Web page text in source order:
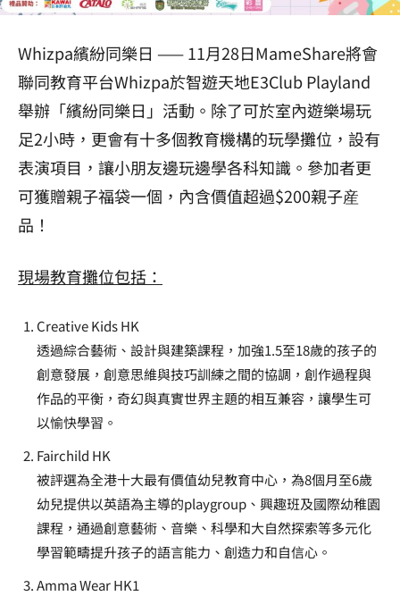
Whizpa繽紛同樂日 —— 11月28日MameShare將會
聯同教育平台Whizpa於智遊天地E3Club Playland
舉辦「繽紛同樂日」活動。除了可於室內遊樂場玩
足2小時，更會有十多個教育機構的玩學攤位，設有
表演項目，讓小朋友邊玩邊學各科知識。參加者更
可獲贈親子福袋一個，內含價值超過$200親子産
品！
現場教育攤位包括：
Creative Kids HK
透過綜合藝術、設計與建築課程，加強1.5至18歲的孩子的
創意發展，創意思維與技巧訓練之間的協調，創作過程與
作品的平衡，奇幻與真實世界主題的相互兼容，讓學生可
以愉快學習。
Fairchild HK
被評選為全港十大最有價值幼兒教育中心，為8個月至6歲
幼兒提供以英語為主導的playgroup、興趣班及國際幼稚園
課程，通過創意藝術、音樂、科學和大自然探索等多元化
學習範疇提升孩子的語言能力、創造力和自信心。
Amma Wear HK1